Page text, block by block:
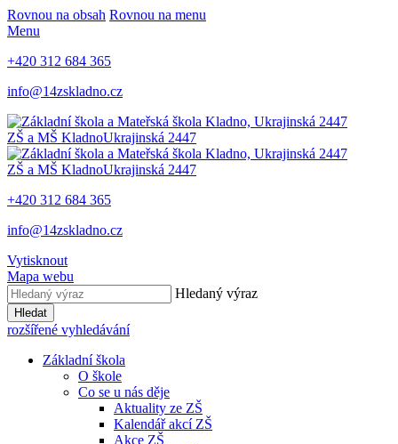
Rovnou na obsah Rovnou na menu
Menu
+420 312 684 365
info@14zskladno.cz
ZŠ a MŠ KladnoUkrajinská 2447
ZŠ a MŠ KladnoUkrajinská 2447
+420 312 684 365
info@14zskladno.cz
Vytisknout
Mapa webu
Hledaný výraz
Hledat
rozšířené vyhledávání
Základní škola
O škole
Co se u nás děje
Aktuality ze ZŠ
Kalendář akcí ZŠ
Akce ZŠ